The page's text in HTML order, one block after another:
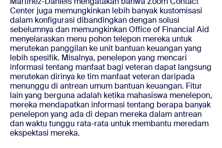
Center juga memungkinkan lebih banyak kustomisasi
dalam konfigurasi dibandingkan dengan solusi
sebelumnya dan memungkinkan Office of Financial Aid
menyelaraskan menu pohon telepon mereka untuk
merutekan panggilan ke unit bantuan keuangan yang
lebih spesifik. Misalnya, penelepon yang mencari
informasi tentang manfaat bagi veteran dapat langsung
merutekan dirinya ke tim manfaat veteran daripada
menunggu di antrean umum bantuan keuangan. Fitur
lain yang berguna adalah ketika mahasiswa menelepon,
mereka mendapatkan informasi tentang berapa banyak
penelepon yang ada di depan mereka dalam antrean
dan waktu tunggu rata-rata untuk membantu meredam
ekspektasi mereka.